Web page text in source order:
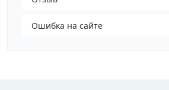
Ошибка на сайте